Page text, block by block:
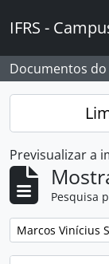
IFRS -
Documentos
Previsualizar a
Pesquisa
Remover filtro:
Marcos Vinícius